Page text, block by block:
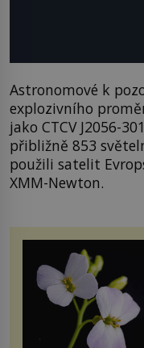
Astronomové k
explozivního
jako CTCV J2056-
přibližně 853
použili satelit
XMM-Newton.